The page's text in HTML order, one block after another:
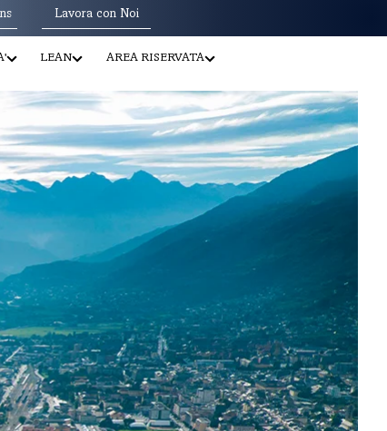
Lavora con Noi
LEAN AREA RISERVATA